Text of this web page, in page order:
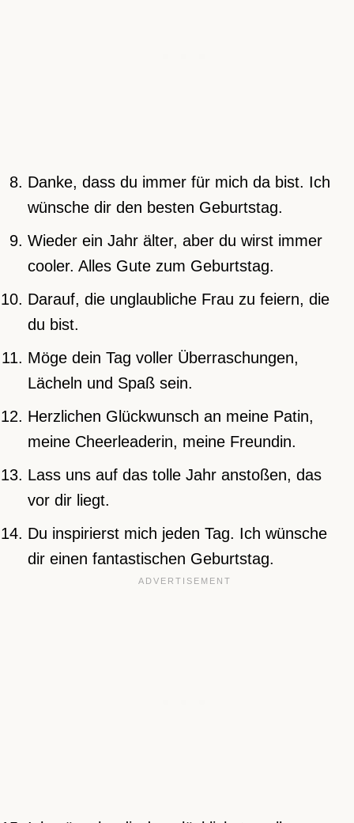
Danke, dass du immer für mich da bist. Ich
wünsche dir den besten Geburtstag.
Wieder ein Jahr älter, aber du wirst immer
cooler. Alles Gute zum Geburtstag.
Darauf, die unglaubliche Frau zu feiern, die
du bist.
Möge dein Tag voller Überraschungen,
Lächeln und Spaß sein.
Herzlichen Glückwunsch an meine Patin,
meine Cheerleaderin, meine Freundin.
Lass uns auf das tolle Jahr anstoßen, das
vor dir liegt.
Du inspirierst mich jeden Tag. Ich wünsche
dir einen fantastischen Geburtstag.